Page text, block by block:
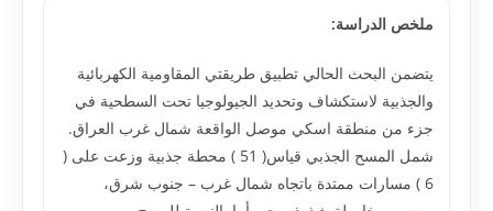
ملخص الدراسة:
يتضمن البحث الحالي تطبيق طريقتي المقاومية الكهربائية
والجذبية لاستكشاف وتحديد الجيولوجيا تحت السطحية في
جزء من منطقة اسكي موصل الواقعة شمال غرب العراق.
شمل المسح الجذبي قياس( 51 ) محطة جذبية وزعت على (
6 ) مسارات ممتدة باتجاه شمال غرب – جنوب شرق،